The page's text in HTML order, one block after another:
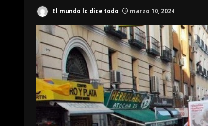
El mundo lo dice todo marzo 10, 2024